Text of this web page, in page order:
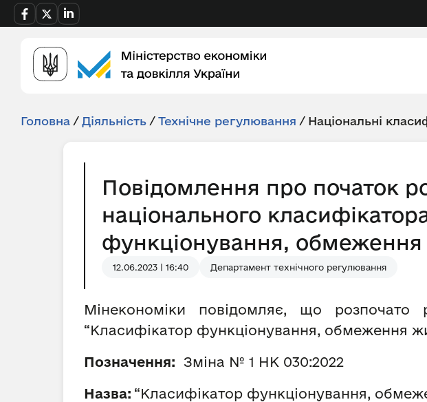
Головна / Діяльність / Технічне регулювання / Національні
Повідомлення про початок
національного
функціонування, обмеження
12.06.2023 | 16:40 Департамент технічного регулювання
Мінекономіки повідомляє, що
“Класифікатор функціонування, обмеження
Позначення: Зміна № 1 НК 030:2022
Назва: “Класифікатор функціонування,